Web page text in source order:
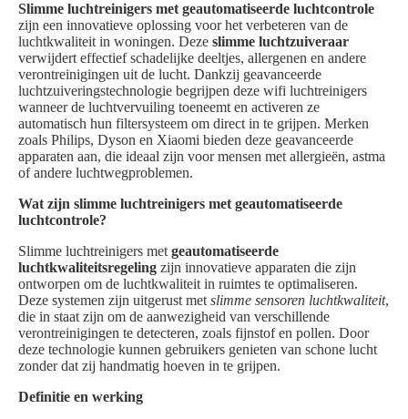
Slimme luchtreinigers met geautomatiseerde luchtcontrole
zijn een innovatieve oplossing voor het verbeteren van de
luchtkwaliteit in woningen. Deze slimme luchtzuiveraar
verwijdert effectief schadelijke deeltjes, allergenen en andere
verontreinigingen uit de lucht. Dankzij geavanceerde
luchtzuiveringstechnologie begrijpen deze wifi luchtreinigers
wanneer de luchtvervuiling toeneemt en activeren ze
automatisch hun filtersysteem om direct in te grijpen. Merken
zoals Philips, Dyson en Xiaomi bieden deze geavanceerde
apparaten aan, die ideaal zijn voor mensen met allergieën, astma
of andere luchtwegproblemen.
Wat zijn slimme luchtreinigers met geautomatiseerde
luchtcontrole?
Slimme luchtreinigers met geautomatiseerde
luchtkwaliteitsregeling zijn innovatieve apparaten die zijn
ontworpen om de luchtkwaliteit in ruimtes te optimaliseren.
Deze systemen zijn uitgerust met slimme sensoren luchtkwaliteit,
die in staat zijn om de aanwezigheid van verschillende
verontreinigingen te detecteren, zoals fijnstof en pollen. Door
deze technologie kunnen gebruikers genieten van schone lucht
zonder dat zij handmatig hoeven in te grijpen.
Definitie en werking